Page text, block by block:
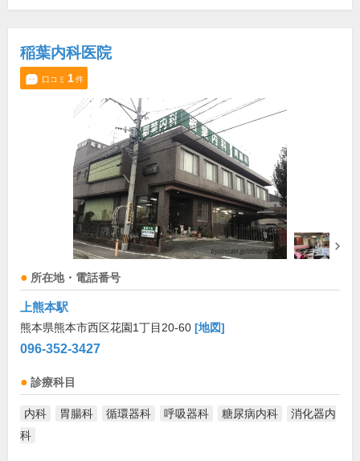
稲葉内科医院
口コミ 1件
所在地・電話番号
上熊本駅
熊本県熊本市西区花園1丁目20-60 [地図]
096-352-3427
診療科目
内科 胃腸科 循環器科 呼吸器科 糖尿病内科
消化器内
科